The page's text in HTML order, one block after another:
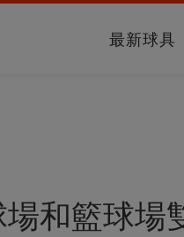
最新球具
和籃球場